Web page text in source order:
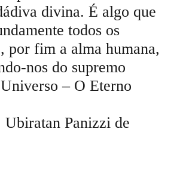
divina. É algo que
todos os
por fim a alma humana,
nos do supremo
– O Eterno
Panizzi de